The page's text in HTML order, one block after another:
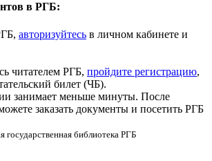
в РГБ:
авторизуйтесь в личном кабинете и
читателем РГБ, пройдите регистрацию,
билет (ЧБ).
занимает меньше минуты. После
заказать документы и посетить РГБ
государственная библиотека РГБ